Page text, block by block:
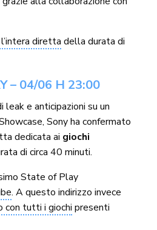
diretta della durata di
– 04/06 H 23:00
leak e anticipazioni su un
Sony ha confermato
dedicata ai giochi
di circa 40 minuti.
State of Play
. A questo indirizzo invece
con tutti i giochi presenti